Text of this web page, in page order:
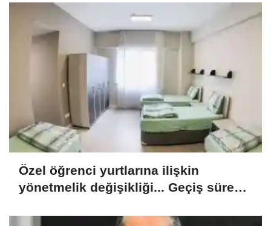
Özel öğrenci yurtlarına ilişkin
yönetmelik değişikliği... Geçiş süresi